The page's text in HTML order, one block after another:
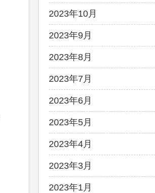
2023年10月
2023年9月
2023年8月
2023年7月
2023年6月
2023年5月
2023年4月
2023年3月
2023年1月